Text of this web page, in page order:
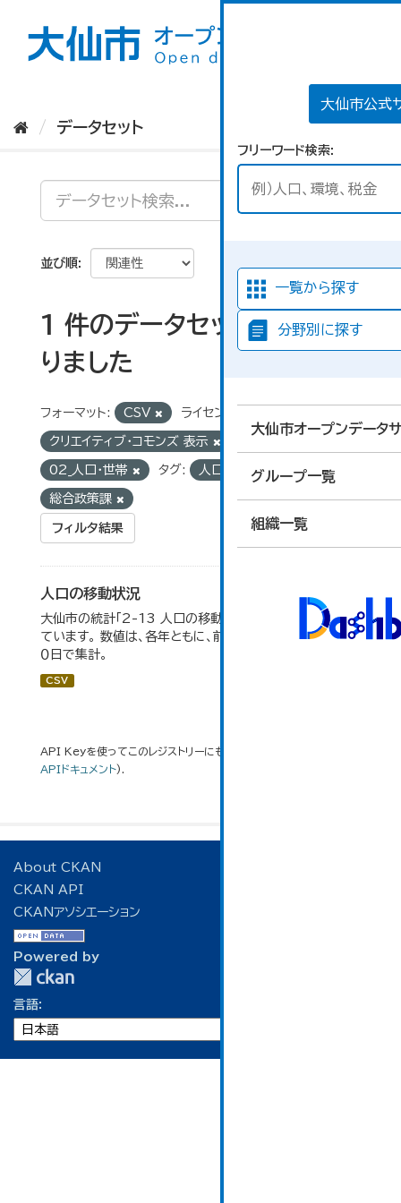
大仙市公式
フリーワード検索
一覧から探す
分野別に探す
大仙市オープンデータ
グループ一覧
組織一覧
データセット
並び順
1 件のデータセットが見つか
りました
フォーマット: CSV ライセンス:
クリエイティブ・コモンズ 表示
02_人口・世帯 タグ: 人口移動 組織:
総合政策課
フィルタ結果
人口の移動状況
大仙市の統計「2-13 人口の移動状況」のデータを参照し
ています。 数値は、各年ともに、前年１０月１日～当年９月３
０日で集計。
CSV
API Keyを使ってこのレジストリーにもアクセス可能です
APIドキュメント).
About CKAN
CKAN API
CKANアソシエーション
Powered by
言語